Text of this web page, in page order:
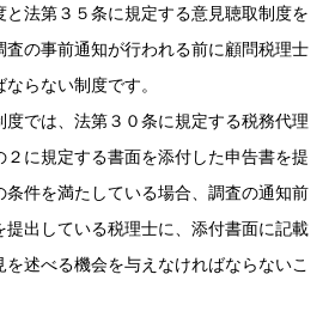
法第３５条に規定する意見聴取制度を
の事前通知が行われる前に顧問税理士
らない制度です。
では、法第３０条に規定する税務代理
に規定する書面を添付した申告書を提
件を満たしている場合、調査の通知前
出している税理士に、添付書面に記載
述べる機会を与えなければならないこ